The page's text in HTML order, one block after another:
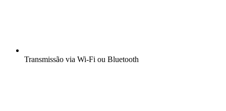
Transmissão via Wi-Fi ou Bluetooth